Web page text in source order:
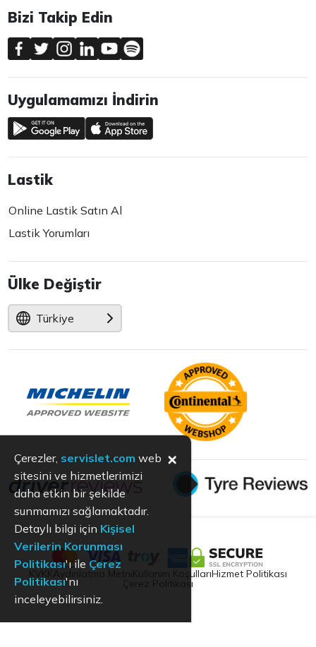
Bizi Takip Edin
Uygulamamızı İndirin
Lastik
Online Lastik Satın Al
Lastik Yorumları
Ülke Değiştir
Türkiye
Aydınlatma Metni Kullanım KoşullarıHizmet Politikası
Çerez Politikası
Çerezler, servislet.com web
sitesini ve hizmetlerimizi
daha etkin bir şekilde
sunmamızı sağlamaktadır.
Detaylı bilgi için Kişisel
Verilerin Korunması
Politikası'ı ile Çerez
Politikası'nı
inceleyebilirsiniz.
×